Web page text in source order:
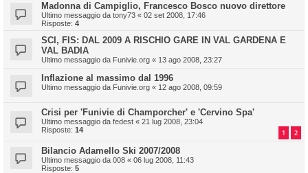
Madonna di Campiglio, Francesco Bosco nuovo direttore
Ultimo messaggio da tony73 « 02 set 2008, 17:46
Risposte: 4
SCI, FIS: DAL 2009 A RISCHIO GARE IN VAL GARDENA E
VAL BADIA
Ultimo messaggio da Funivie.org « 13 ago 2008, 23:27
Inflazione al massimo dal 1996
Ultimo messaggio da Funivie.org « 12 ago 2008, 09:59
Crisi per 'Funivie di Champorcher' e 'Cervino Spa'
Ultimo messaggio da fedest « 21 lug 2008, 23:04
Risposte: 14 1 2
Bilancio Adamello Ski 2007/2008
Ultimo messaggio da 008 « 06 lug 2008, 11:43
Risposte: 5